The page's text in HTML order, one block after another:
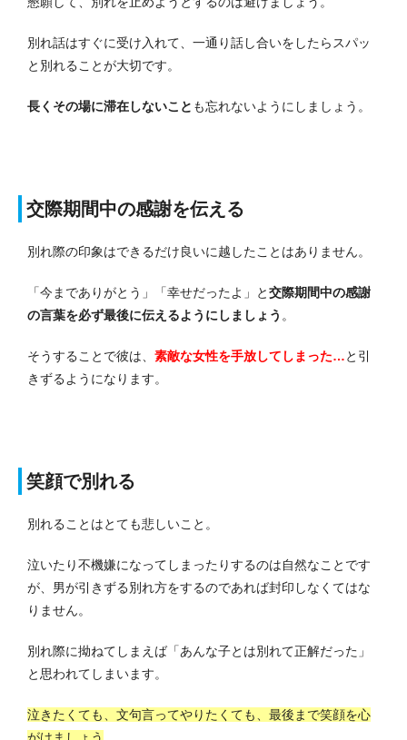
別れ話はすぐに受け入れて、一通り話し合いをしたらスパッ
と別れることが大切です。
長くその場に滞在しないこと も忘れないようにしましょう。
交際期間中の感謝を伝える
別れ際の印象はできるだけ良いに越したことはありません。
「今までありがとう」「幸せだったよ」と交際期間中の感謝
の言葉を必ず最後に伝えるようにしましょう 。
そうすることで彼は、 素敵な女性を手放してしまった…と引
きずるようになります。
笑顔で別れる
別れることはとても悲しいこと。
泣いたり不機嫌になってしまったりするのは自然なことです
が、男が引きずる別れ方をするのであれば封印しなくてはな
りません。
別れ際に拗ねてしまえば「あんな子とは別れて正解だった」
と思われてしまいます。
泣きたくても、文句言ってやりたくても、最後まで笑顔を心
がけましょう